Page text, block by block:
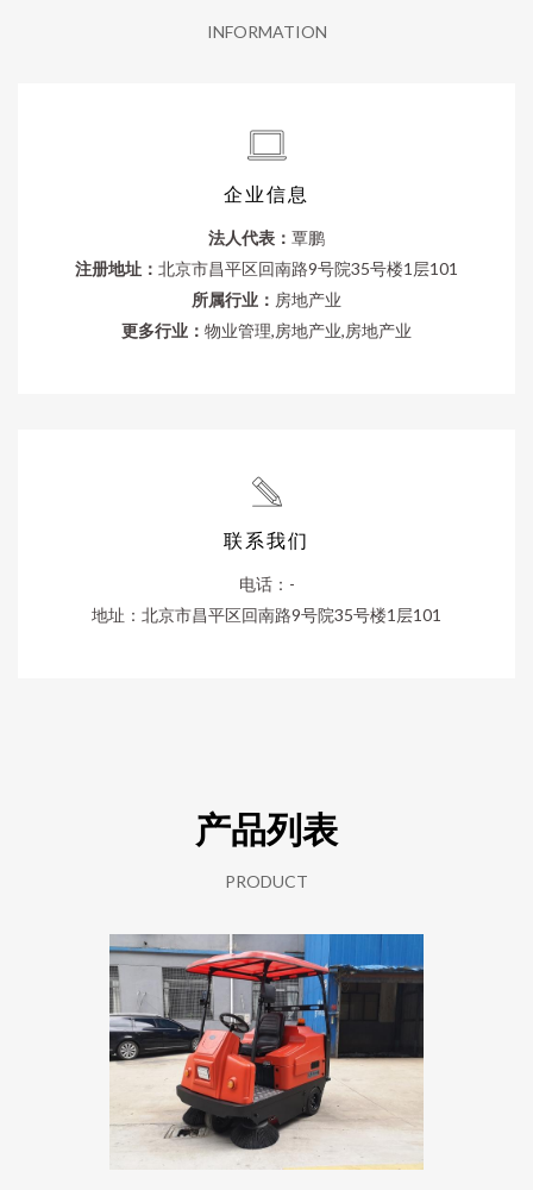
INFORMATION
企业信息
法人代表： 覃鹏
注册地址： 北京市昌平区回南路9号院35号楼1层101
所属行业： 房地产业
更多行业： 物业管理,房地产业,房地产业
联系我们
电话：-
地址：北京市昌平区回南路9号院35号楼1层101
产品列表
PRODUCT